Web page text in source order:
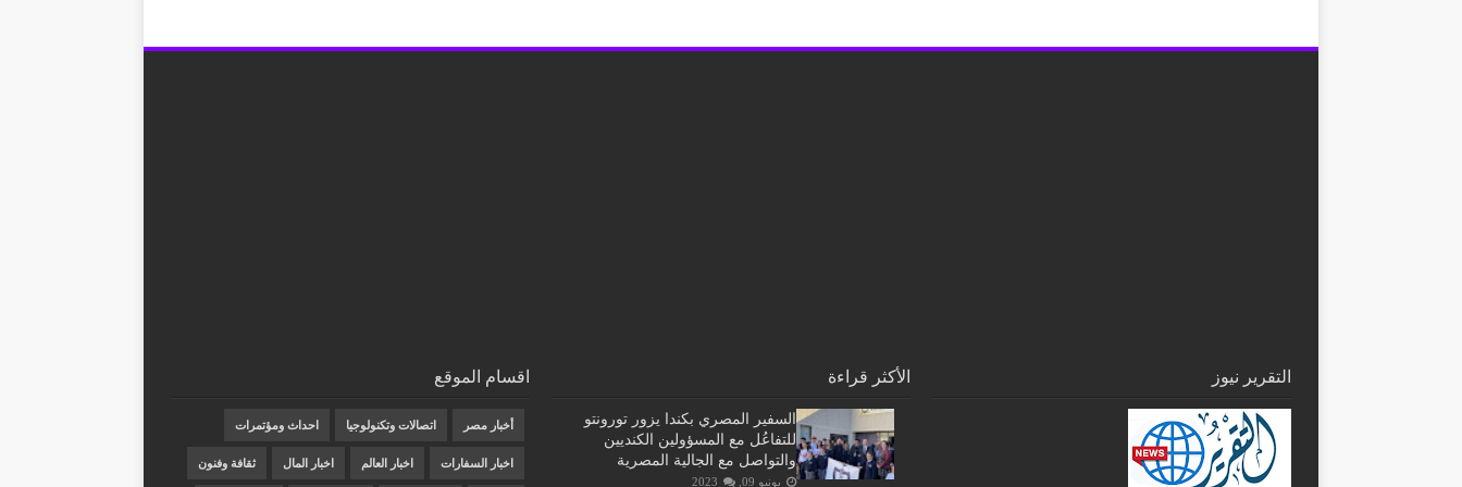
التقرير نيوز الأكثر قراءة
السفير المصري بكندا يزور تورونتو
للتفاعُل مع المسؤولين الكنديين
والتواصل مع الجالية المصرية
يونيو 09, 2023
اقسام الموقع
أخبار مصر اتصالات وتكنولوجيا احداث ومؤتمرات
اخبار السفارات اخبار العالم اخبار المال ثقافة وفنون